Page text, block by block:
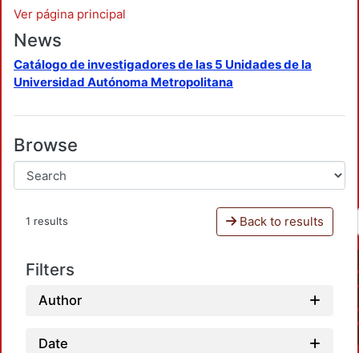
Ver página principal
News
Catálogo de investigadores de las 5 Unidades de la
Universidad Autónoma Metropolitana
Browse
1 results Back to results
Filters
Author
Date